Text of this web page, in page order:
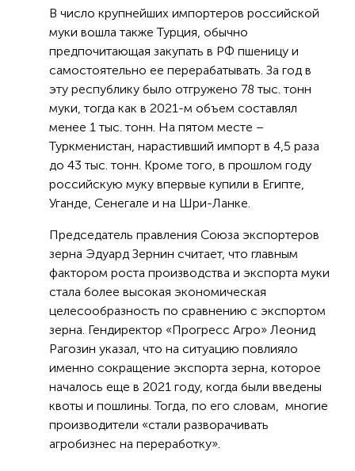
В число крупнейших импортеров российской
муки вошла также Турция, обычно
предпочитающая закупать в РФ пшеницу и
самостоятельно ее перерабатывать. За год в
эту республику было отгружено 78 тыс. тонн
муки, тогда как в 2021-м объем составлял
менее 1 тыс. тонн. На пятом месте –
Туркменистан, нарастивший импорт в 4,5 раза
до 43 тыс. тонн. Кроме того, в прошлом году
российскую муку впервые купили в Египте,
Уганде, Сенегале и на Шри-Ланке.
Председатель правления Союза экспортеров
зерна Эдуард Зернин считает, что главным
фактором роста производства и экспорта муки
стала более высокая экономическая
целесообразность по сравнению с экспортом
зерна. Гендиректор «Прогресс Агро» Леонид
Рагозин указал, что на ситуацию повлияло
именно сокращение экспорта зерна, которое
началось еще в 2021 году, когда были введены
квоты и пошлины. Тогда, по его словам, многие
производители «стали разворачивать
агробизнес на переработку».